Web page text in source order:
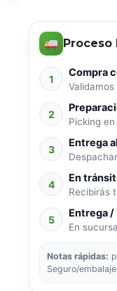
Proceso
1 Compra
2
Picking
3 Entrega
4 En
Recibirás
5 Entrega
En
Notas rápidas:
Seguro/